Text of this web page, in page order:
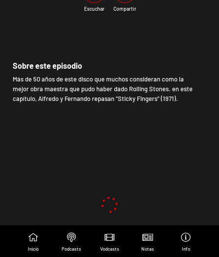
Escuchar Compartir
Sobre este episodio
Más de 50 años de este disco que muchos consideran como la
mejor obra maestra que pudo haber dado Rolling Stones. en este
capítulo, Alfredo y Fernando repasan "Sticky Fingers" (1971).
Inicio Podcasts Vodcasts Notas Info